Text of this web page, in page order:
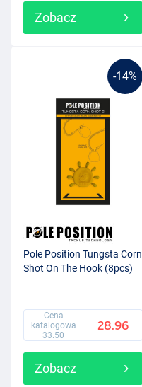
Zobacz
-14%
Pole Position Tungsta Corn
Shot On The Hook (8pcs)
Cena
katalogowa
33.50
28.96
Zobacz